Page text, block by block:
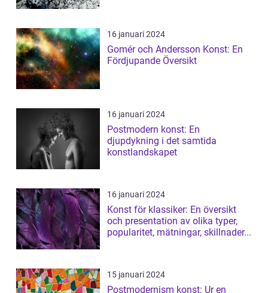
16 januari 2024
Gomér och Andersson Konst: En
Fördjupande Översikt
16 januari 2024
Postmodern konst: En
djupdykning i det samtida
konstlandskapet
16 januari 2024
Konst för klassiker: En översikt
och presentation av olika typer,
popularitet, mätningar, skillnader...
15 januari 2024
Postmodernism konst: Ur en